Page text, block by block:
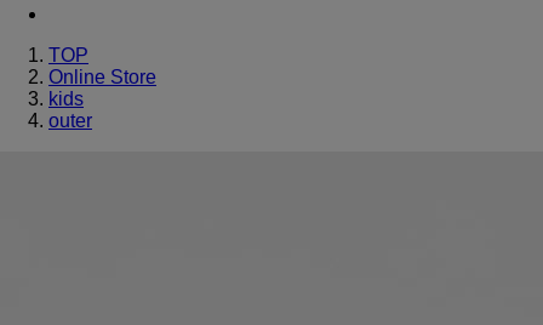
TOP
Online Store
kids
outer